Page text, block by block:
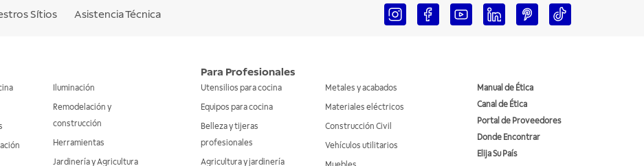
Sítios Asistencia Técnica
Iluminación
Remodelación y
construcción
Herramientas
Jardinería y Agricultura
Para Profesionales
Utensilios para cocina
Equipos para cocina
Belleza y tijeras
profesionales
Agricultura y jardinería
Metales y acabados
Materiales eléctricos
Construcción Civil
Vehículos utilitarios
Manual de Ética
Canal de Ética
Portal de Proveedores
Donde Encontrar
Elija Su País